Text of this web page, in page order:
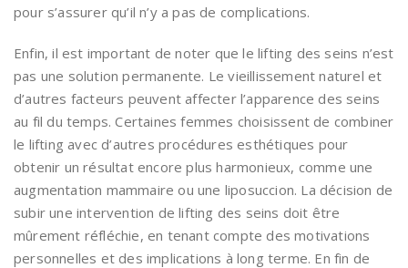
pour s’assurer qu’il n’y a pas de complications.
Enfin, il est important de noter que le lifting des seins n’est
pas une solution permanente. Le vieillissement naturel et
d’autres facteurs peuvent affecter l’apparence des seins
au fil du temps. Certaines femmes choisissent de combiner
le lifting avec d’autres procédures esthétiques pour
obtenir un résultat encore plus harmonieux, comme une
augmentation mammaire ou une liposuccion. La décision de
subir une intervention de lifting des seins doit être
mûrement réfléchie, en tenant compte des motivations
personnelles et des implications à long terme. En fin de